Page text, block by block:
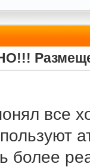
все
более